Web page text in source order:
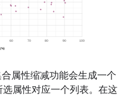
属性缩减功能会生成一个
属性对应一个列表。在这